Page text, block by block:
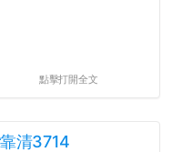
點擊打開全文
清3714